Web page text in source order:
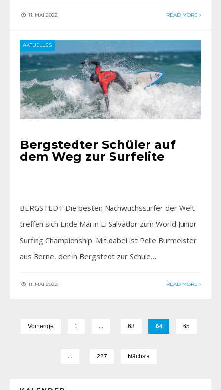
11. MAI 2022 READ MORE
AKTUELLES
Bergstedter Schüler auf
dem Weg zur Surfelite
BERGSTEDT Die besten Nachwuchssurfer der Welt
treffen sich Ende Mai in El Salvador zum World Junior
Surfing Championship. Mit dabei ist Pelle Burmeister
aus Berne, der in Bergstedt zur Schule…
11. MAI 2022 READ MORE
Vorherige 1 … 63 64 65
… 227 Nächste